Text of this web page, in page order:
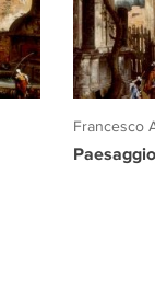
Francesco